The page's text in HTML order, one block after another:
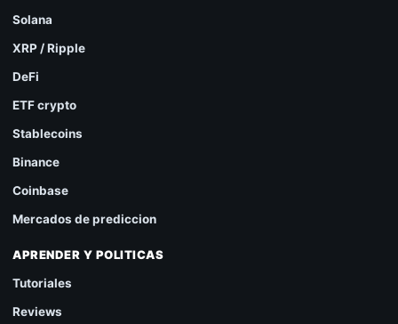
Solana
XRP / Ripple
DeFi
ETF crypto
Stablecoins
Binance
Coinbase
Mercados de prediccion
APRENDER Y POLITICAS
Tutoriales
Reviews